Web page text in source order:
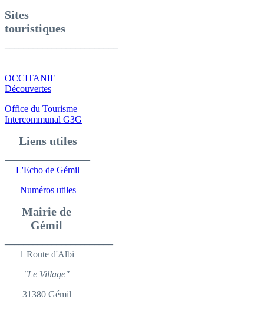
Sites
touristiques
OCCITANIE
Découvertes
Office du Tourisme
Intercommunal G3G
Liens utiles
L'Echo de Gémil
Numéros utiles
Mairie de
Gémil
1 Route d'Albi
"Le Village"
31380 Gémil